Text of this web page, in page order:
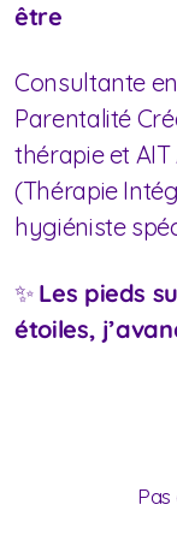
être
Consultante
Parentalité
thérapie et
(Thérapie
hygiéniste
✨ Les pieds
étoiles,